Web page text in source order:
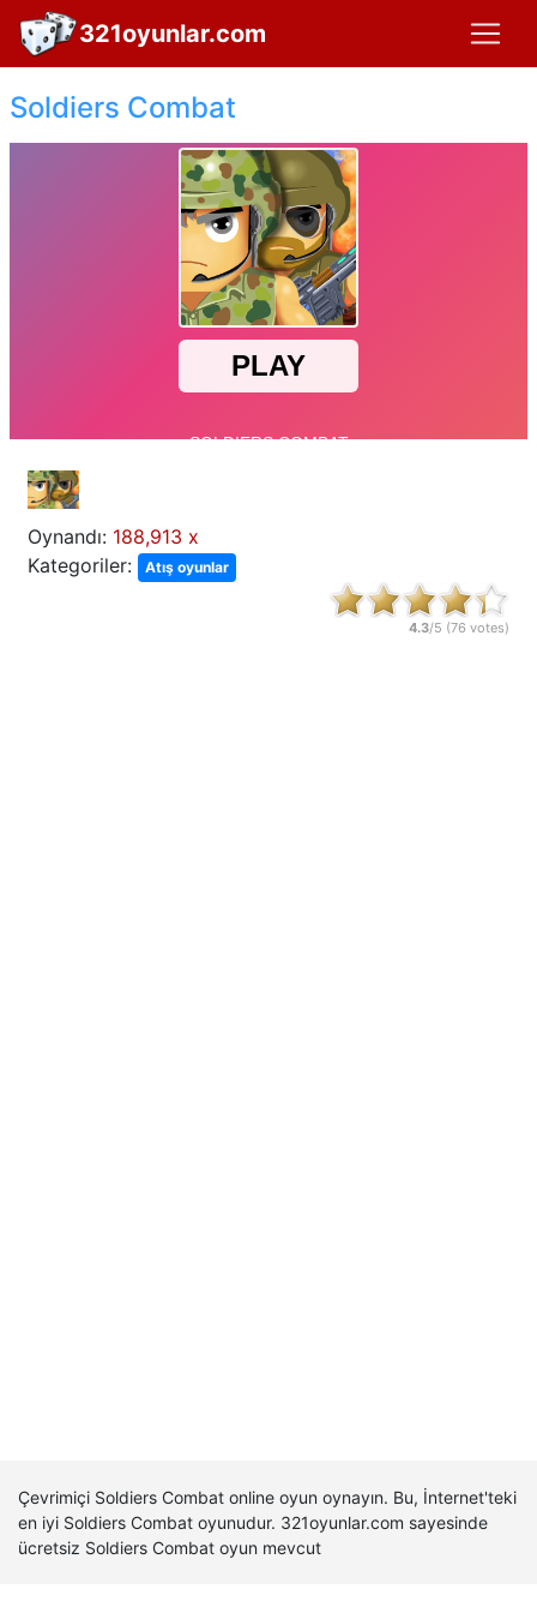
321oyunlar.com
Soldiers Combat
Oynandı: 188,913 x
Kategoriler:
Atış oyunlar
4.3/5 (76 votes)
Çevrimiçi Soldiers Combat online oyun oynayın. Bu, İnternet'teki
en iyi Soldiers Combat oyunudur. 321oyunlar.com sayesinde
ücretsiz Soldiers Combat oyun mevcut